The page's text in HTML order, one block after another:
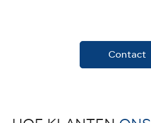
Contact